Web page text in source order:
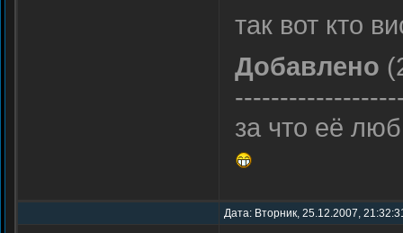
так вот кто
Добавлено
за что её
Дата: Вторник, 25.12.2007,